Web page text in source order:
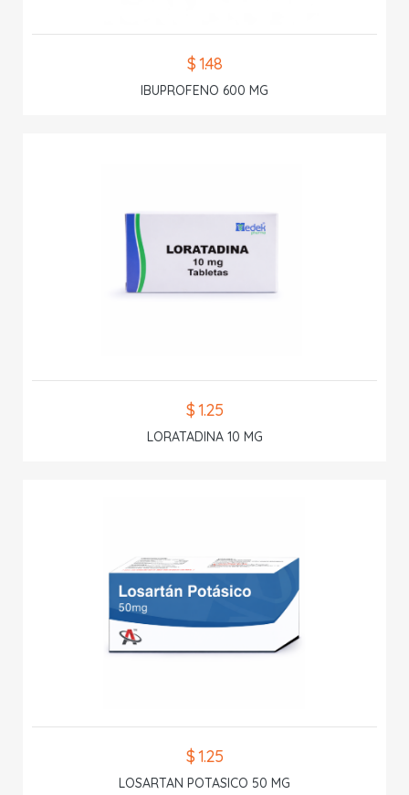
$ 1.48
IBUPROFENO 600 MG
$ 1.25
LORATADINA 10 MG
$ 1.25
LOSARTAN POTASICO 50 MG